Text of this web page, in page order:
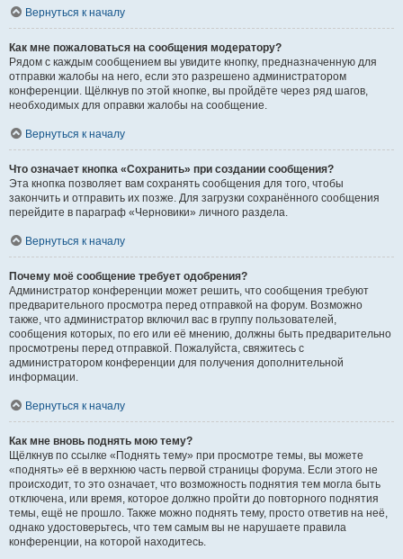
Вернуться к началу
Как мне пожаловаться на сообщения модератору?
Рядом с каждым сообщением вы увидите кнопку, предназначенную для
отправки жалобы на него, если это разрешено администратором
конференции. Щёлкнув по этой кнопке, вы пройдёте через ряд шагов,
необходимых для оправки жалобы на сообщение.
Вернуться к началу
Что означает кнопка «Сохранить» при создании сообщения?
Эта кнопка позволяет вам сохранять сообщения для того, чтобы
закончить и отправить их позже. Для загрузки сохранённого сообщения
перейдите в параграф «Черновики» личного раздела.
Вернуться к началу
Почему моё сообщение требует одобрения?
Администратор конференции может решить, что сообщения требуют
предварительного просмотра перед отправкой на форум. Возможно
также, что администратор включил вас в группу пользователей,
сообщения которых, по его или её мнению, должны быть предварительно
просмотрены перед отправкой. Пожалуйста, свяжитесь с
администратором конференции для получения дополнительной
информации.
Вернуться к началу
Как мне вновь поднять мою тему?
Щёлкнув по ссылке «Поднять тему» при просмотре темы, вы можете
«поднять» её в верхнюю часть первой страницы форума. Если этого не
происходит, то это означает, что возможность поднятия тем могла быть
отключена, или время, которое должно пройти до повторного поднятия
темы, ещё не прошло. Также можно поднять тему, просто ответив на неё,
однако удостоверьтесь, что тем самым вы не нарушаете правила
конференции, на которой находитесь.